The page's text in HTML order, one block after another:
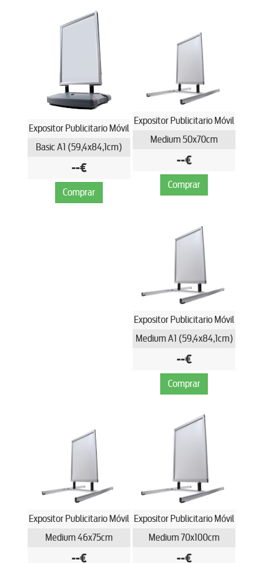
Expositor Publicitario Móvil
Basic A1 (59,4x84,1cm)
--€
Comprar
Expositor Publicitario Móvil
Medium 50x70cm
--€
Comprar
Expositor Publicitario Móvil
Medium A1 (59,4x84,1cm)
--€
Comprar
Expositor Publicitario Móvil
Medium 46x75cm
--€
Expositor Publicitario Móvil
Medium 70x100cm
--€